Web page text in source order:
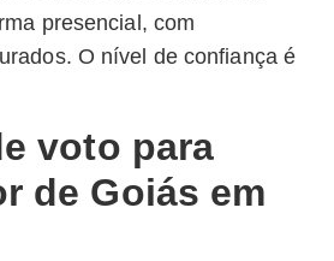
presencial, com
O nível de confiança é
voto para
de Goiás em